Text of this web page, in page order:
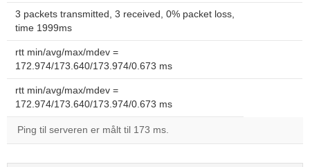
3 packets transmitted, 3 received, 0% packet loss,
time 1999ms
rtt min/avg/max/mdev =
172.974/173.640/173.974/0.673 ms
rtt min/avg/max/mdev =
172.974/173.640/173.974/0.673 ms
Ping til serveren er målt til 173 ms.